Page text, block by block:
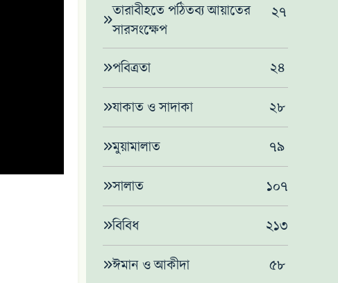
তারাবীহতে পঠিতব্য আয়াতের
সারসংক্ষেপ
২৭
পবিত্রতা ২৪
যাকাত ও সাদাকা ২৮
মুয়ামালাত ৭৯
সালাত ১০৭
বিবিধ ২১৩
ঈমান ও আকীদা ৫৮